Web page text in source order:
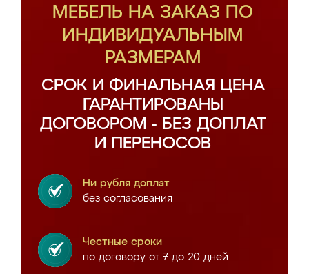
МЕБЕЛЬ НА ЗАКАЗ ПО
ИНДИВИДУАЛЬНЫМ
РАЗМЕРАМ
СРОК И ФИНАЛЬНАЯ ЦЕНА
ГАРАНТИРОВАНЫ
ДОГОВОРОМ - БЕЗ ДОПЛАТ
И ПЕРЕНОСОВ
Ни рубля доплат
без согласования
Честные сроки
по договору от 7 до 20 дней